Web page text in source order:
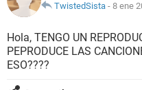
TwistedSista - 8 ene
Hola, TENGO UN
PEPRODUCE LAS
ESO????